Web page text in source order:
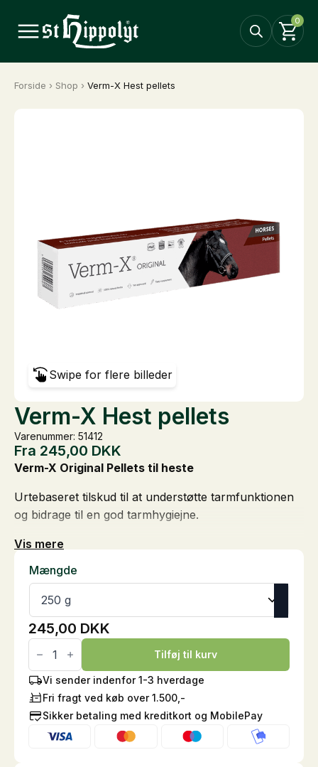
0
Forside › Shop › Verm-X Hest pellets
Swipe for flere billeder
Verm-X Hest pellets
Varenummer: 51412
Fra 245,00 DKK
Verm-X Original Pellets til heste
Urtebaseret tilskud til at understøtte tarmfunktionen
og bidrage til en god tarmhygiejne.
Vis mere
Mængde
245,00 DKK
Verm-
Hest
pellets
antal
Tilføj til kurv
Vi sender indenfor 1-3 hverdage
Fri fragt ved køb over 1.500,-
Sikker betaling med kreditkort og MobilePay